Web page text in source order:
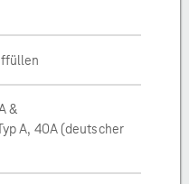
&
A, 40A (deutscher